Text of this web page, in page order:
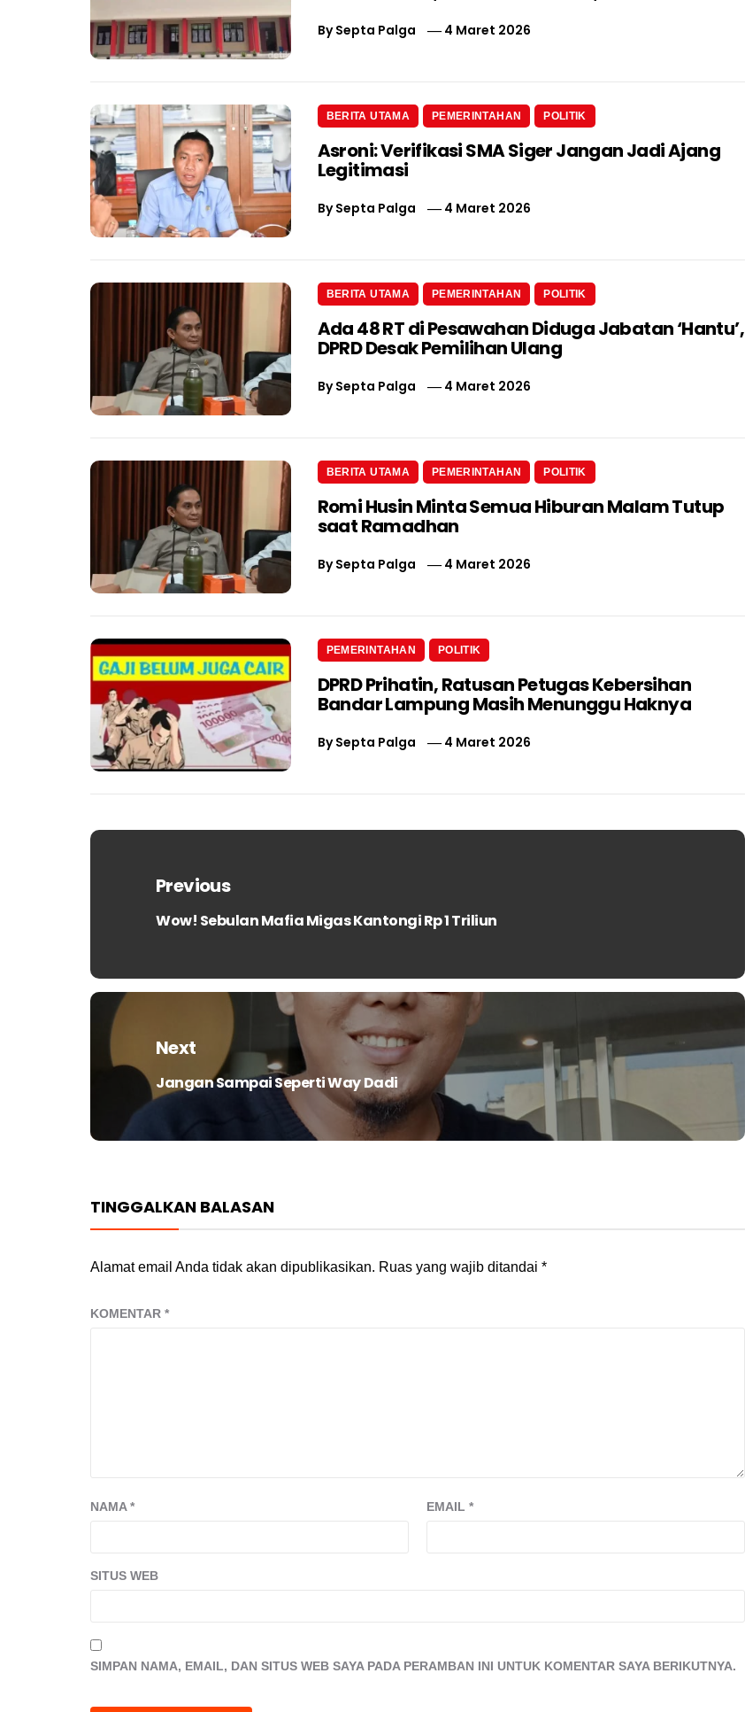
BySepta Palga 4 Maret 2026
BERITA UTAMA PEMERINTAHAN POLITIK
Asroni: Verifikasi SMA Siger Jangan Jadi Ajang
Legitimasi
BySepta Palga 4 Maret 2026
BERITA UTAMA PEMERINTAHAN POLITIK
Ada 48 RT di Pesawahan Diduga Jabatan ‘Hantu’,
DPRD Desak Pemilihan Ulang
BySepta Palga 4 Maret 2026
BERITA UTAMA PEMERINTAHAN POLITIK
Romi Husin Minta Semua Hiburan Malam Tutup
saat Ramadhan
BySepta Palga 4 Maret 2026
PEMERINTAHAN POLITIK
DPRD Prihatin, Ratusan Petugas Kebersihan
Bandar Lampung Masih Menunggu Haknya
BySepta Palga 4 Maret 2026
Navigasi
Previous
Previous
Wow! Sebulan Mafia Migas Kantongi Rp 1 Triliun
Next
Next
post:
Jangan Sampai Seperti Way Dadi
TINGGALKAN BALASAN
Alamat email Anda tidak akan dipublikasikan. Ruas yang wajib ditandai *
KOMENTAR *
NAMA* EMAIL *
SITUS WEB
SIMPAN NAMA, EMAIL, DAN SITUS WEB SAYA PADA PERAMBAN INI UNTUK KOMENTAR SAYA BERIKUTNYA.